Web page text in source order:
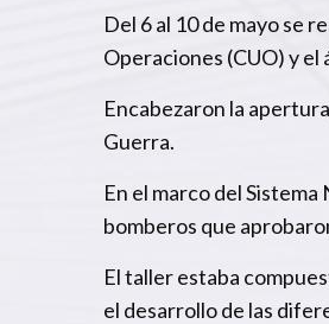
Del 6 al 10 de mayo se
Operaciones (CUO) y
Encabezaron la
Guerra.
En el marco del
bomberos que
El taller estaba
el desarrollo de las